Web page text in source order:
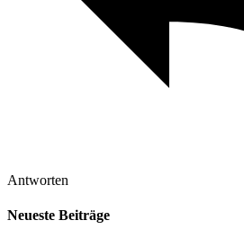
Antworten
Neueste Beiträge